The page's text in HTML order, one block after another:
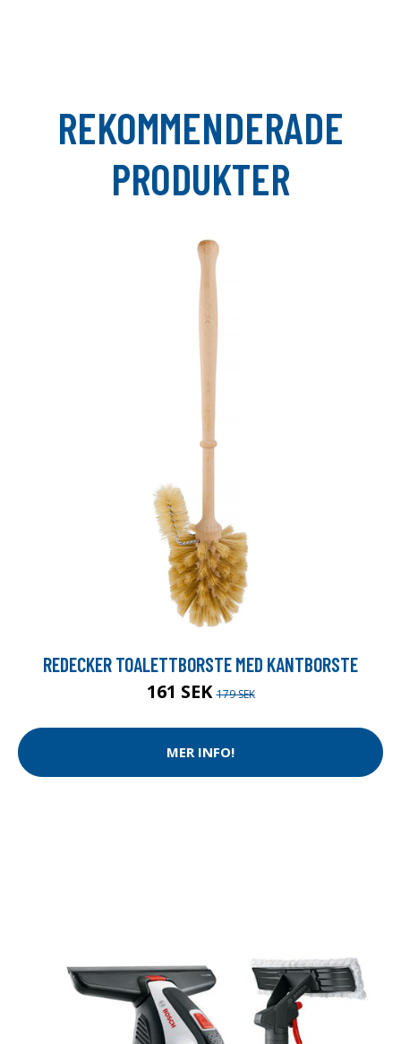
REKOMMENDERADE
PRODUKTER
REDECKER TOALETTBORSTE MED KANTBORSTE
161 SEK179 SEK
MER INFO!